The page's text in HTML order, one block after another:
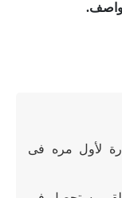
لأول مره فى